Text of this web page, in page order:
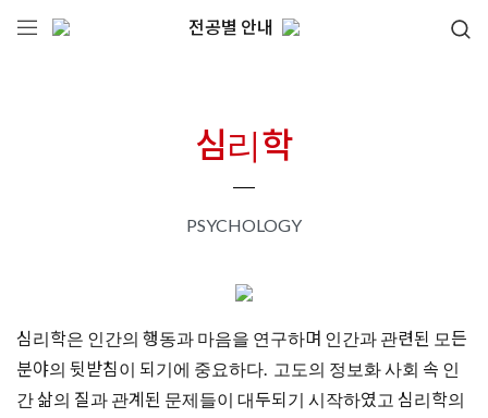
전공별 안내
심리학
PSYCHOLOGY
심리학은 인간의 행동과 마음을 연구하며 인간과 관련된 모든
분야의 뒷받침이 되기에 중요하다. 고도의 정보화 사회 속 인
간 삶의 질과 관계된 문제들이 대두되기 시작하였고 심리학의